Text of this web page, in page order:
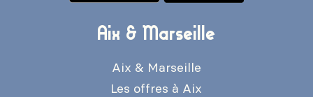
Aix & Marseille
Aix & Marseille
Les offres à Aix